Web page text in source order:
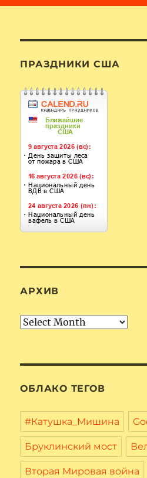
ПРАЗДНИКИ США
АРХИВ
Архив
ОБЛАКО ТЕГОВ
#Катушка_Мишина
Бруклинский мост
Вторая Мировая война